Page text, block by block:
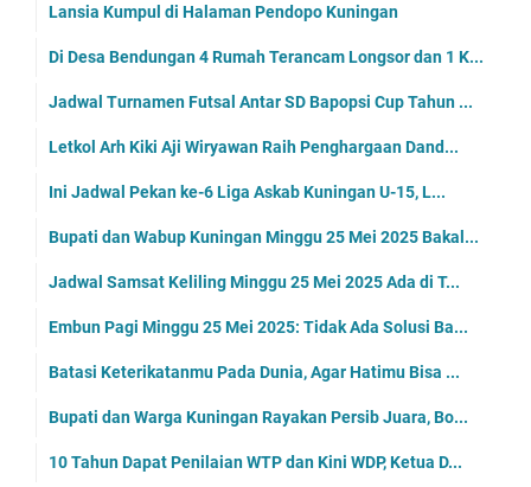
Lansia Kumpul di Halaman Pendopo Kuningan
Di Desa Bendungan 4 Rumah Terancam Longsor dan 1 K...
Jadwal Turnamen Futsal Antar SD Bapopsi Cup Tahun ...
Letkol Arh Kiki Aji Wiryawan Raih Penghargaan Dand...
Ini Jadwal Pekan ke-6 Liga Askab Kuningan U-15, L...
Bupati dan Wabup Kuningan Minggu 25 Mei 2025 Bakal...
Jadwal Samsat Keliling Minggu 25 Mei 2025 Ada di T...
Embun Pagi Minggu 25 Mei 2025: Tidak Ada Solusi Ba...
Batasi Keterikatanmu Pada Dunia, Agar Hatimu Bisa ...
Bupati dan Warga Kuningan Rayakan Persib Juara, Bo...
10 Tahun Dapat Penilaian WTP dan Kini WDP, Ketua D...